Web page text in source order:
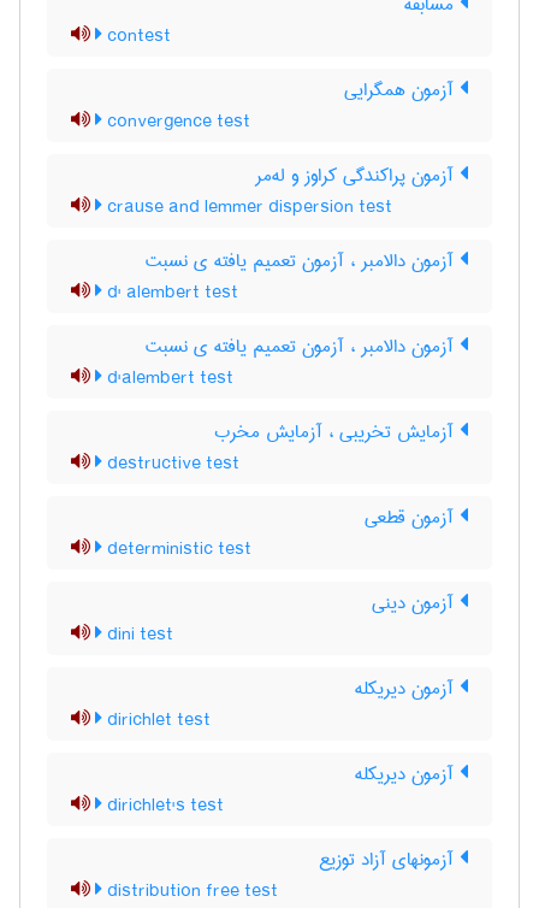
contest
آزمون همگرایی
convergence test
آزمون پراکندگی کراوز و له‌مر
crause and lemmer dispersion test
آزمون دالامبر ، آزمون تعمیم یافته ی نسبت
d' alembert test
آزمون دالامبر ، آزمون تعمیم یافته ی نسبت
d'alembert test
آزمایش تخریبی ، آزمایش مخرب
destructive test
آزمون قطعی
deterministic test
آزمون دینی
dini test
آزمون دیریکله
dirichlet test
آزمون دیریکله
dirichlet's test
آزمونهای آزاد توزیع
distribution free test